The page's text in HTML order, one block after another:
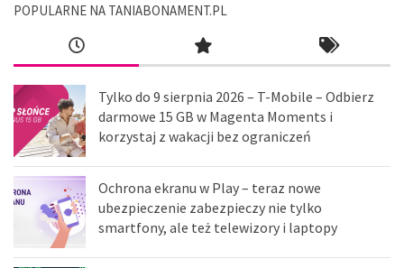
POPULARNE NA TANIABONAMENT.PL
Tylko do 9 sierpnia 2026 – T-Mobile – Odbierz
darmowe 15 GB w Magenta Moments i
korzystaj z wakacji bez ograniczeń
Ochrona ekranu w Play – teraz nowe
ubezpieczenie zabezpieczy nie tylko
smartfony, ale też telewizory i laptopy